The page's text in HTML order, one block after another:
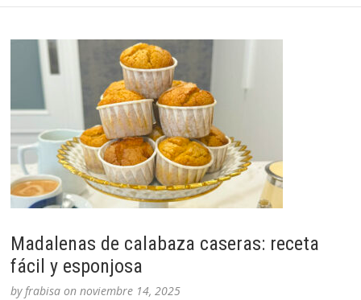
Madalenas de calabaza caseras: receta
fácil y esponjosa
byfrabisa onnoviembre 14, 2025